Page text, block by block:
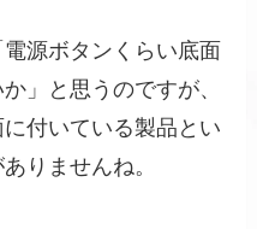
源ボタンくらい底面
」と思うのですが、
付いている製品とい
りませんね。